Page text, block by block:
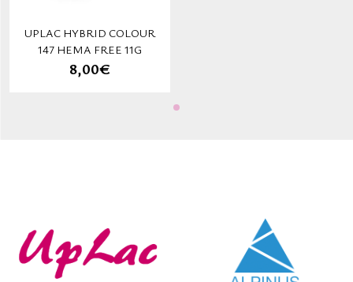
UPLAC HYBRID COLOUR
147 HEMA FREE 11G
8,00€